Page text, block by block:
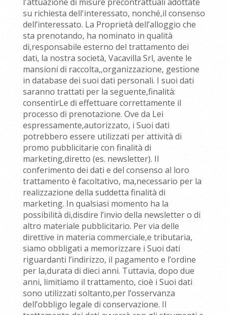
su richiesta dell'interessato, nonché,il consenso
dell’interessato. La Proprietà dell’alloggio che
sta prenotando, ha nominato in qualità
di,responsabile esterno del trattamento dei
dati, la nostra società, Vacavilla Srl, avente le
mansioni di raccolta,,organizzazione, gestione
in database dei suoi dati personali. I suoi dati
saranno trattati per la seguente,finalità:
consentirLe di effettuare correttamente il
processo di prenotazione. Ove da Lei
espressamente,autorizzato, i Suoi dati
potrebbero essere utilizzati per attività di
promo pubblicitarie con finalità di
marketing,diretto (es. newsletter). Il
conferimento dei dati e del consenso al loro
trattamento è facoltativo, ma,necessario per la
realizzazione della suddetta finalità di
marketing. In qualsiasi momento ha la
possibilità di,disdire l’invio della newsletter o di
altro materiale pubblicitario. Per via delle
direttive in materia commerciale,e tributaria,
siamo obbligati a memorizzare i Suoi dati
riguardanti l’indirizzo, il pagamento e l’ordine
per la,durata di dieci anni. Tuttavia, dopo due
anni, limitiamo il trattamento, cioè i Suoi dati
sono utilizzati soltanto,per l’osservanza
dell’obbligo legale di conservazione. Il